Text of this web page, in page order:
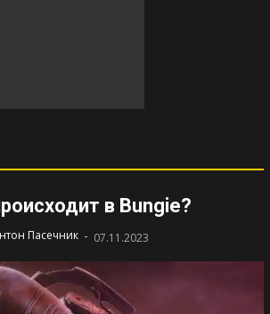
в Bungie?
Пасечник - 07.11.2023